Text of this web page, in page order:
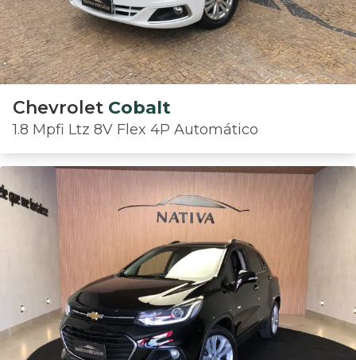
Chevrolet Cobalt
1.8 Mpfi Ltz 8V Flex 4P Automático